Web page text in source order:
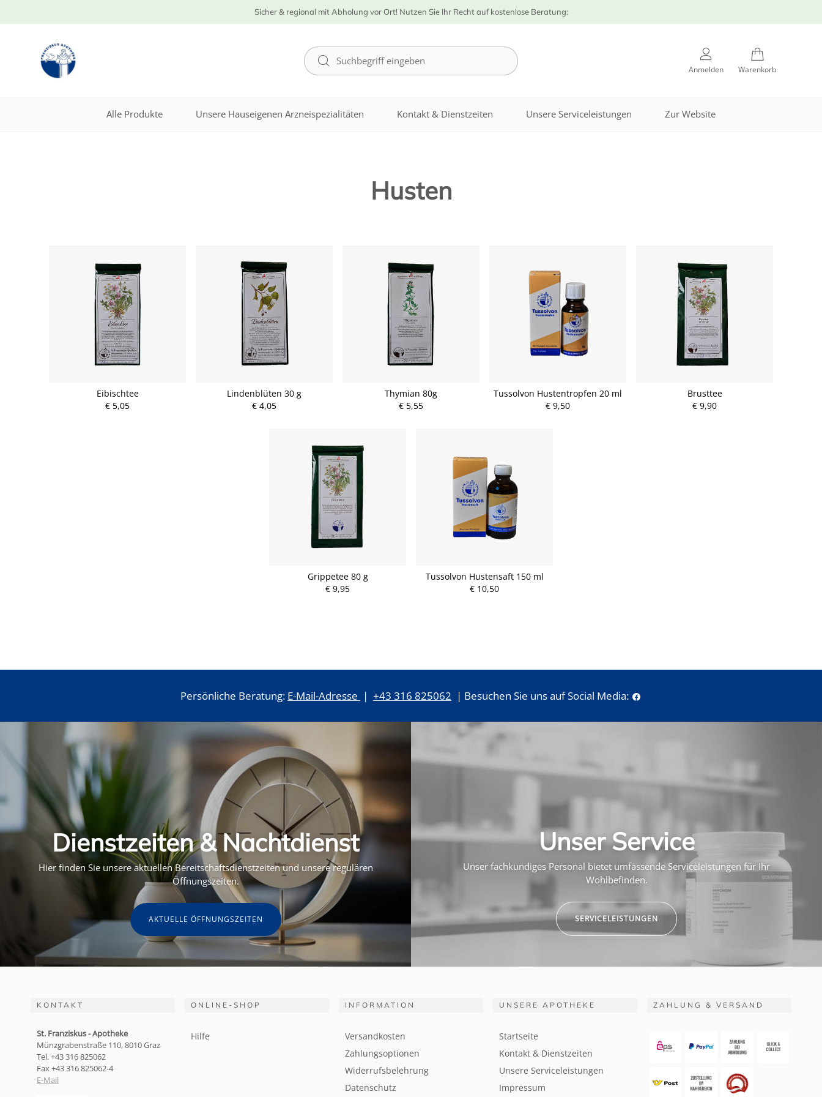
Sicher & regional mit Abholung vor Ort! Nutzen Sie Ihr Recht auf kostenlose Beratung:
Anmelden Warenkorb
Alle Produkte Unsere Hauseigenen Arzneispezialitäten Kontakt & Dienstzeiten Unsere Serviceleistungen Zur Website
Husten
Eibischtee
€ 5,05
Lindenblüten 30 g
€ 4,05
Thymian 80g
€ 5,55
Tussolvon Hustentropfen 20 ml
€ 9,50
Brusttee
€ 9,90
Grippetee 80 g
€ 9,95
Tussolvon Hustensaft 150 ml
€ 10,50
Persönliche Beratung: E-Mail-Adresse | +43 316 825062 | Besuchen Sie uns auf Social Media:
Dienstzeiten & Nachtdienst
Hier finden Sie unsere aktuellen Bereitschaftsdienstzeiten und unsere regulären
Öffnungszeiten.
AKTUELLE ÖFFNUNGSZEITEN
Unser Service
Unser fachkundiges Personal bietet umfassende Serviceleistungen für Ihr
Wohlbefinden.
SERVICELEISTUNGEN
KONTAKT
St. Franziskus - Apotheke
Münzgrabenstraße 110, 8010 Graz
Tel. +43 316 825062
Fax +43 316 825062-4
E-Mail
ONLINE-SHOP
Hilfe
INFORMATION
Versandkosten
Zahlungsoptionen
Widerrufsbelehrung
Datenschutz
UNSERE APOTHEKE
Startseite
Kontakt & Dienstzeiten
Unsere Serviceleistungen
Impressum
ZAHLUNG & VERSAND